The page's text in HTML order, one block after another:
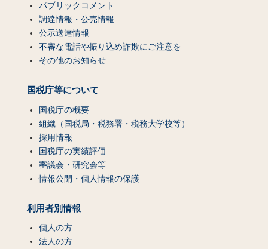
パブリックコメント
調達情報・公売情報
公示送達情報
不審な電話や振り込め詐欺にご注意を
その他のお知らせ
国税庁等について
国税庁の概要
組織（国税局・税務署・税務大学校等）
採用情報
国税庁の実績評価
審議会・研究会等
情報公開・個人情報の保護
利用者別情報
個人の方
法人の方